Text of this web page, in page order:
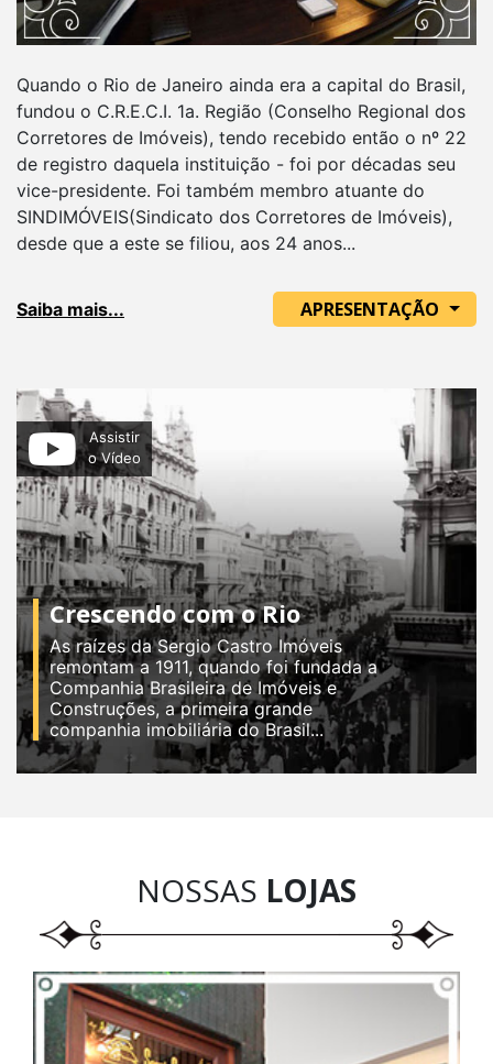
Quando o Rio de Janeiro ainda era a capital do Brasil,
fundou o C.R.E.C.I. 1a. Região (Conselho Regional dos
Corretores de Imóveis), tendo recebido então o nº 22
de registro daquela instituição - foi por décadas seu
vice-presidente. Foi também membro atuante do
SINDIMÓVEIS(Sindicato dos Corretores de Imóveis),
desde que a este se filiou, aos 24 anos...
Saiba mais... APRESENTAÇÃO
Assistir
o Vídeo
Crescendo com o Rio
As raízes da Sergio Castro Imóveis
remontam a 1911, quando foi fundada a
Companhia Brasileira de Imóveis e
Construções, a primeira grande
companhia imobiliária do Brasil...
NOSSAS LOJAS